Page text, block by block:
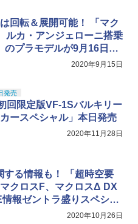
プコートスプレー つや消し 8
用仕上材 B603
回転＆展開可能！ 「マク
ルカ・アンジェローニ搭乗
のプラモデルが9月16日ご
2020年9月15日
発売
回限定版VF-1Sバルキリー
ースペシャル」本日発売
2020年11月28日
する情報も！ 「超時空要
クロスF、マクロスΔ DX
報ゼントラ盛りスペシャ
2020年10月26日